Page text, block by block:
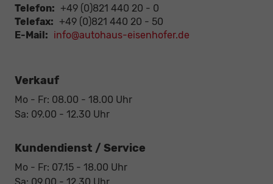
Telefon: +49 (0)821 440 20 - 0
Telefax: +49 (0)821 440 20 - 50
E-Mail: info@autohaus-eisenhofer.de
Verkauf
Mo - Fr: 08.00 - 18.00 Uhr
Sa: 09.00 - 12.30 Uhr
Kundendienst / Service
Mo - Fr: 07.15 - 18.00 Uhr